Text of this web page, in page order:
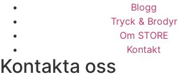
Blogg
Tryck & Brodyr
Om STORE
Kontakt
Kontakta oss